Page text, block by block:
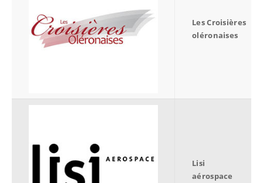
Les Croisières
oléronaises
Lisi
aérospace